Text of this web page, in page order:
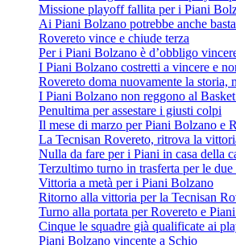
Missione playoff fallita per i Piani
Ai Piani Bolzano potrebbe anche
Rovereto vince e chiude terza
Per i Piani Bolzano è d’obbligo
I Piani Bolzano costretti a vincere e
Rovereto doma nuovamente la storia,
I Piani Bolzano non reggono al
Penultima per assestare i giusti colpi
Il mese di marzo per Piani Bolzano e
La Tecnisan Rovereto, ritrova la
Nulla da fare per i Piani in casa della
Terzultimo turno in trasferta per le
Vittoria a metà per i Piani Bolzano
Ritorno alla vittoria per la Tecnisan
Turno alla portata per Rovereto e
Cinque le squadre già qualificate ai
Piani Bolzano vincente a Schio